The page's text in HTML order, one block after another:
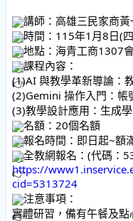
講師：高雄三民家商
時間：115年1月8日(
地點：海青工商1307
課程內容：
(1)AI 與教學革新導論：
(2)Gemini 操作入門：帳
(3)教學設計應用：生成
名額：20個名額
報名時間：即日起~額
全教網報名：(代碼：
https://
cid=5313724
注意事項：
實體研習，備有午餐及點